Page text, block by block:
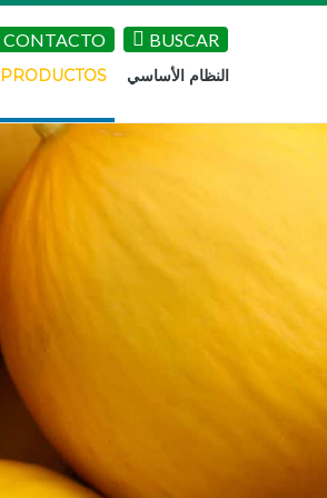
BUSCAR
CONTACTO
النظام الأساسي PRODUCTOS